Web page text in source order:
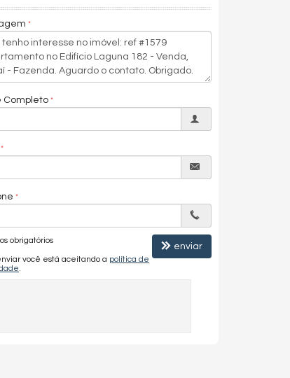
Completo
obrigatórios
você está aceitando a política de
enviar